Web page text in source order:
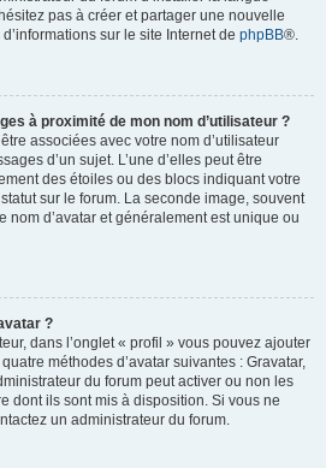
pas à créer et partager une nouvelle
sur le site Internet de phpBB®.
à proximité de mon nom d’utilisateur ?
associées avec votre nom d’utilisateur
d’un sujet. L’une d’elles peut être
des étoiles ou des blocs indiquant votre
sur le forum. La seconde image, souvent
nom d’avatar et généralement est unique ou
?
dans l’onglet « profil » vous pouvez ajouter
méthodes d’avatar suivantes : Gravatar,
du forum peut activer ou non les
dont ils sont mis à disposition. Si vous ne
un administrateur du forum.